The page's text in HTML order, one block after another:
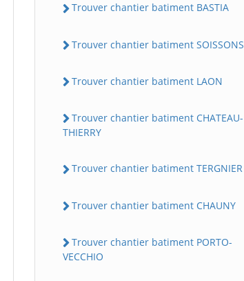
Trouver chantier batiment BASTIA
Trouver chantier batiment SOISSONS
Trouver chantier batiment LAON
Trouver chantier batiment CHATEAU-
THIERRY
Trouver chantier batiment TERGNIER
Trouver chantier batiment CHAUNY
Trouver chantier batiment PORTO-
VECCHIO